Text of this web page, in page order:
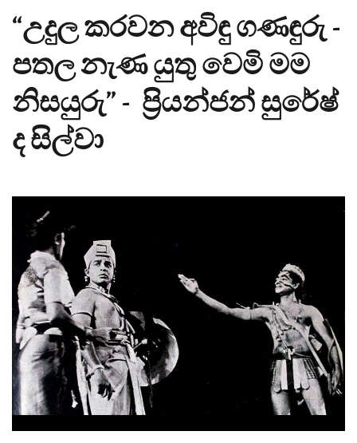
“උදුල කරවන අවිඳු ගණඳුරු -
පතල නැණ යුතු වෙමි මම
නිසයුරු” - ප්‍රියන්ජන් සුරේෂ්
ද සිල්වා